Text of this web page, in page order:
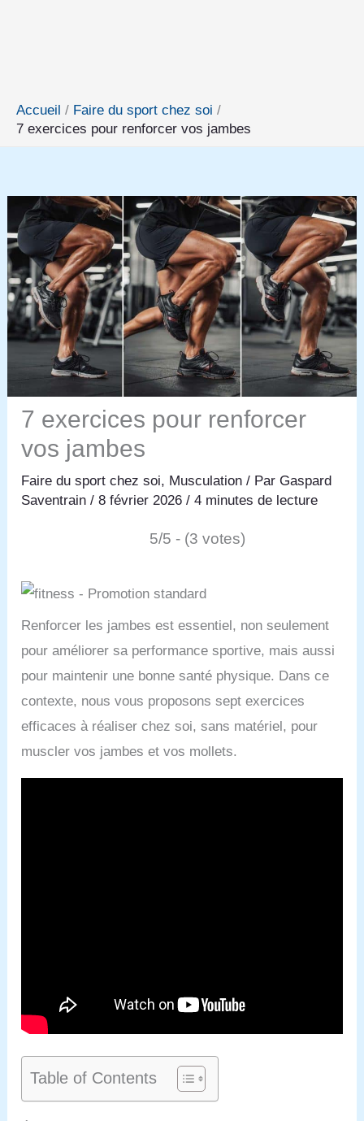
Accueil
Faire du sport chez soi
7 exercices pour renforcer vos jambes
7 exercices pour renforcer
vos jambes
Faire du sport chez soi, Musculation / ParGaspard
Saventrain/8 février 2026/4 minutes de lecture
5/5 - (3 votes)
Renforcer les jambes est essentiel, non seulement
pour améliorer sa performance sportive, mais aussi
pour maintenir une bonne santé physique. Dans ce
contexte, nous vous proposons sept exercices
efficaces à réaliser chez soi, sans matériel, pour
muscler vos jambes et vos mollets.
Table of Contents